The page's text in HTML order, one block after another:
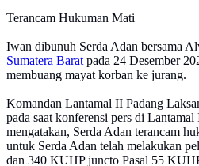
Terancam Hukuman Mati
Iwan dibunuh Serda Adan bersama
Sumatera Barat pada 24 Desember
membuang mayat korban ke jurang.
Komandan Lantamal II Padang
pada saat konferensi pers di
mengatakan, Serda Adan terancam
untuk Serda Adan telah melakukan
dan 340 KUHP juncto Pasal 55